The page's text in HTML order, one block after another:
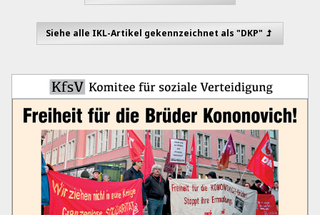
Siehe alle IKL-Artikel gekennzeichnet als "DKP"